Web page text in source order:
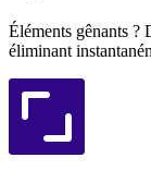
Éléments gênants ?
éliminant